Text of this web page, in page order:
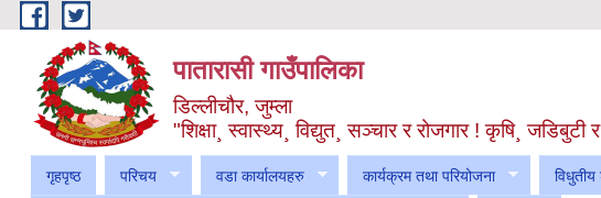
Skip to main content
पातारासी गाउँपालिका
डिल्लीचौर, जुम्ला
"शिक्षा¸ स्वास्थ्य¸ विद्युत¸ सञ्चार र रोजगार ! कृषि¸
गृहपृष्ठ परिचय वडा कार्यालयहरु कार्यक्रम तथा परियोजना